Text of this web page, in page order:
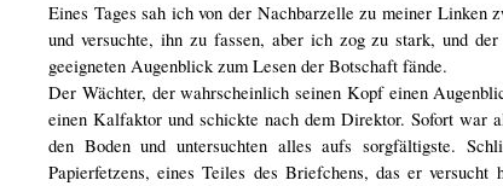
Eines Tages sah ich von der Nachbarzelle zu meiner Linken
und versuchte, ihn zu fassen, aber ich zog zu stark, und
geeigneten Augenblick zum Lesen der Botschaft fände.
Der Wächter, der wahrscheinlich seinen Kopf einen
einen Kalfaktor und schickte nach dem Direktor. Sofort war
den Boden und untersuchten alles aufs sorgfältigste.
Papierfetzens, eines Teiles des Briefchens, das er